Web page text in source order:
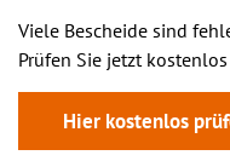
Viele Bescheide sind
Prüfen Sie jetzt
Hier kostenlos